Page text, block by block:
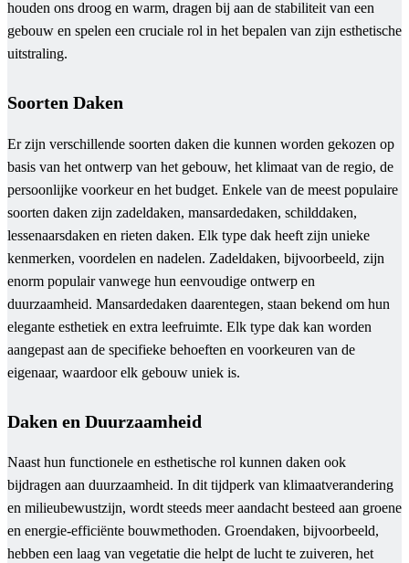
houden ons droog en warm, dragen bij aan de stabiliteit van een
gebouw en spelen een cruciale rol in het bepalen van zijn esthetische
uitstraling.
Soorten Daken
Er zijn verschillende soorten daken die kunnen worden gekozen op
basis van het ontwerp van het gebouw, het klimaat van de regio, de
persoonlijke voorkeur en het budget. Enkele van de meest populaire
soorten daken zijn zadeldaken, mansardedaken, schilddaken,
lessenaarsdaken en rieten daken. Elk type dak heeft zijn unieke
kenmerken, voordelen en nadelen. Zadeldaken, bijvoorbeeld, zijn
enorm populair vanwege hun eenvoudige ontwerp en
duurzaamheid. Mansardedaken daarentegen, staan ​​bekend om hun
elegante esthetiek en extra leefruimte. Elk type dak kan worden
aangepast aan de specifieke behoeften en voorkeuren van de
eigenaar, waardoor elk gebouw uniek is.
Daken en Duurzaamheid
Naast hun functionele en esthetische rol kunnen daken ook
bijdragen aan duurzaamheid. In dit tijdperk van klimaatverandering
en milieubewustzijn, wordt steeds meer aandacht besteed aan groene
en energie-efficiënte bouwmethoden. Groendaken, bijvoorbeeld,
hebben een laag van vegetatie die helpt de lucht te zuiveren, het